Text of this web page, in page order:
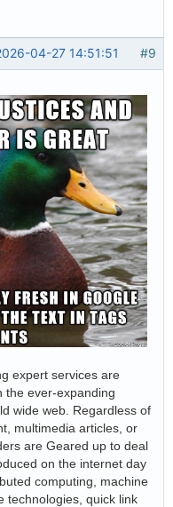
#9
04-27 14:51:51
expert services are
the ever-expanding
wide web. Regardless of
multimedia articles, or
are Geared up to deal
on the internet day
computing, machine
technologies, quick link